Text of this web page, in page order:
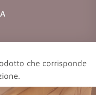
che corrisponde